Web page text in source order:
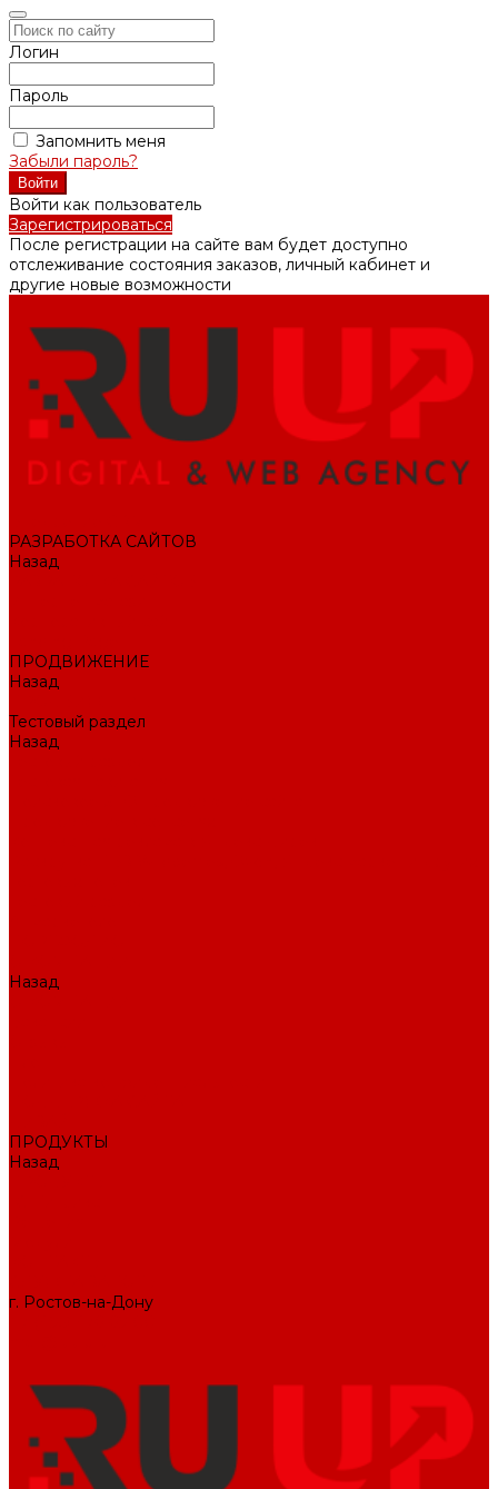
Логин
Пароль
Запомнить меня
Забыли пароль?
Войти как пользователь
Зарегистрироваться
После регистрации на сайте вам будет доступно
отслеживание состояния заказов, личный кабинет и
другие новые возможности
РАЗРАБОТКА САЙТОВ
Назад
ПРОДВИЖЕНИЕ
Назад
Тестовый раздел
Назад
Назад
ПРОДУКТЫ
Назад
г. Ростов-на-Дону